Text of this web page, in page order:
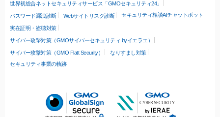
世界初総合ネットセキュリティサービス「GMOセキュリティ24」
パスワード漏洩診断 Webサイトリスク診断 セキュリティ相談AIチャットボット
実在証明・盗聴対策
サイバー攻撃対策（GMOサイバーセキュリティ byイエラエ）
サイバー攻撃対策（GMO Flatt Security）
なりすまし対策
セキュリティ事業の軌跡